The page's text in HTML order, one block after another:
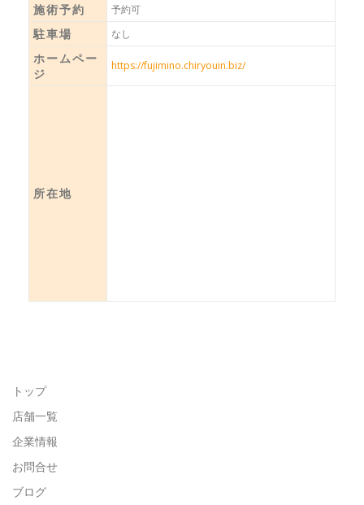
施術予約 予約可
駐車場 なし
ホームペー
ジ
https://fujimino.chiryouin.biz/
所在地
トップ
店舗一覧
企業情報
お問合せ
ブログ